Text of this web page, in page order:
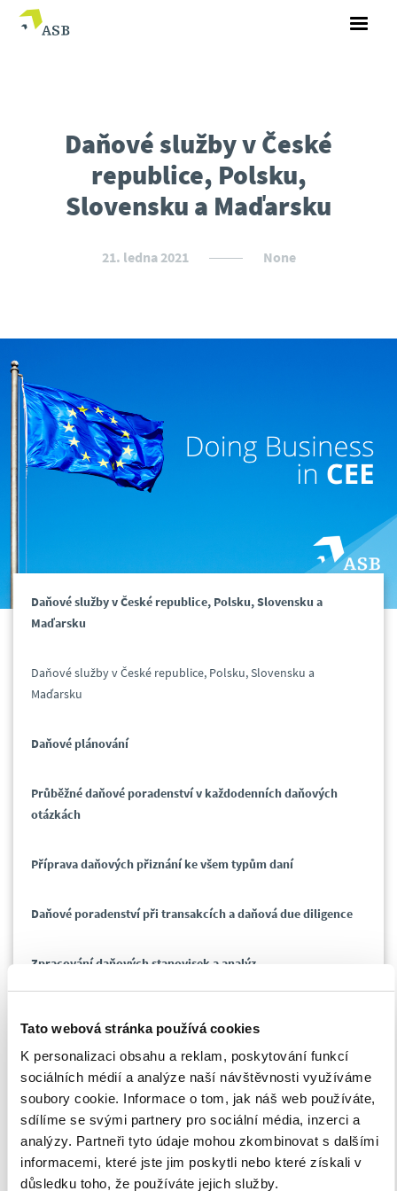
Tato webová stránka používá cookies
K personalizaci obsahu a reklam, poskytování funkcí
sociálních médií a analýze naší návštěvnosti využíváme
soubory cookie. Informace o tom, jak náš web používáte,
sdílíme se svými partnery pro sociální média, inzerci a
analýzy. Partneři tyto údaje mohou zkombinovat s dalšími
informacemi, které jste jim poskytli nebo které získali v
důsledku toho, že používáte jejich služby.
Daňové služby v České
republice, Polsku,
Slovensku a Maďarsku
21. ledna 2021 None
Daňové služby v České republice, Polsku, Slovensku a
Maďarsku
Daňové služby v České republice, Polsku, Slovensku a
Maďarsku
Daňové plánování
Průběžné daňové poradenství v každodenních daňových
otázkách
Příprava daňových přiznání ke všem typům daní
Daňové poradenství při transakcích a daňová due diligence
Zpracování daňových stanovisek a analýz
Zastupování klienta v jednání s finančním úřadem (např. při
daňových kontrolách, při žádosti o vydání závazného
stanoviska nebo žádosti o daňové úlevy)
Poradenství v mezinárodním daňovém prostředí
(optimalizace daňového zatížení s využitím mezinárodních